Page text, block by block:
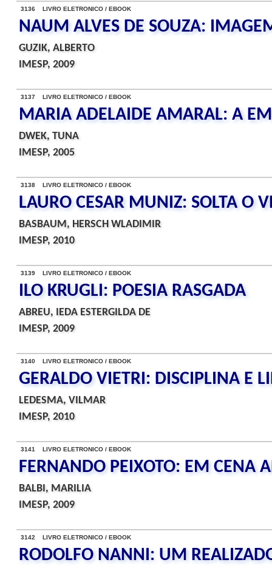
3136 LIVRO ELETRONICO / EBOOK
NAUM ALVES DE SOUZA:
GUZIK, ALBERTO
IMESP, 2009
3137 LIVRO ELETRONICO / EBOOK
MARIA ADELAIDE AMARAL: A
DWEK, TUNA
IMESP, 2005
3138 LIVRO ELETRONICO / EBOOK
LAURO CESAR MUNIZ: SOLTA O
BASBAUM, HERSCH WLADIMIR
IMESP, 2010
3139 LIVRO ELETRONICO / EBOOK
ILO KRUGLI: POESIA RASGADA
ABREU, IEDA ESTERGILDA DE
IMESP, 2009
3140 LIVRO ELETRONICO / EBOOK
GERALDO VIETRI: DISCIPLINA E
LEDESMA, VILMAR
IMESP, 2010
3141 LIVRO ELETRONICO / EBOOK
FERNANDO PEIXOTO: EM CENA
BALBI, MARILIA
IMESP, 2009
3142 LIVRO ELETRONICO / EBOOK
RODOLFO NANNI: UM